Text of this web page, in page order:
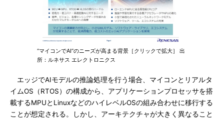
“マイコンでAI”のニーズが高まる背景［クリックで拡大］ 出
所：ルネサス エレクトロニクス
エッジでAIモデルの推論処理を行う場合、マイコンとリアルタ
イムOS（RTOS）の構成から、アプリケーションプロセッサを搭
載するMPUとLinuxなどのハイレベルOSの組み合わせに移行する
ことが想定される。しかし、アーキテクチャが大きく異なること